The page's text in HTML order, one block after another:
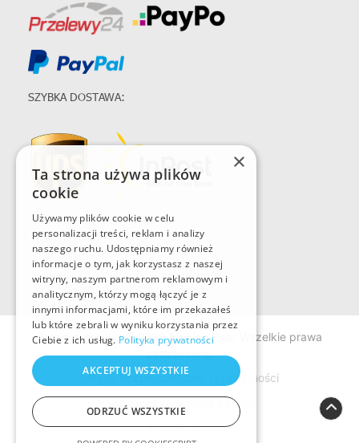
SZYBKA DOSTAWA:
Prawo autorskie © 2020 Art Line Plus. Wszelkie prawa
zastrzeżone.
Polityka bezpieczeństwa i prywatności
Najczęściej zadawane pytania
Regulamin
×
Ta strona używa plików
cookie
Używamy plików cookie w celu
personalizacji treści, reklam i analizy
naszego ruchu. Udostępniamy również
informacje o tym, jak korzystasz z naszej
witryny, naszym partnerom reklamowym i
analitycznym, którzy mogą łączyć je z
innymi informacjami, które im przekazałeś
lub które zebrali w wyniku korzystania przez
Ciebie z ich usług. Polityka prywatności
AKCEPTUJ WSZYSTKIE
ODRZUĆ WSZYSTKIE